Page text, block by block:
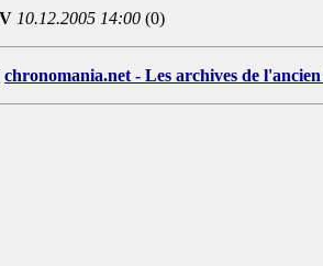
10.12.2005 14:00 (0)
chronomania.net - Les archives de